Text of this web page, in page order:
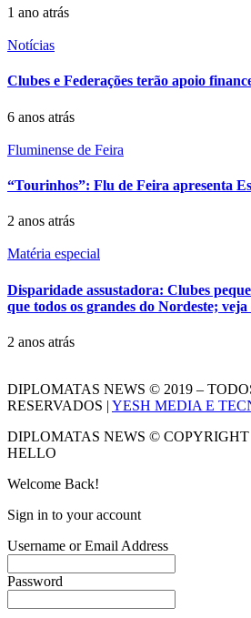
1 ano atrás
Notícias
Clubes e Federações terão apoio
6 anos atrás
Fluminense de Feira
“Tourinhos”: Flu de Feira apresenta
2 anos atrás
Matéria especial
Disparidade assustadora: Clubes
que todos os grandes do Nordeste; veja
2 anos atrás
DIPLOMATAS NEWS © 2019 –
RESERVADOS | YESH MEDIA E
DIPLOMATAS NEWS © COPYRIGHT
HELLO
Welcome Back!
Sign in to your account
Username or Email Address
Password